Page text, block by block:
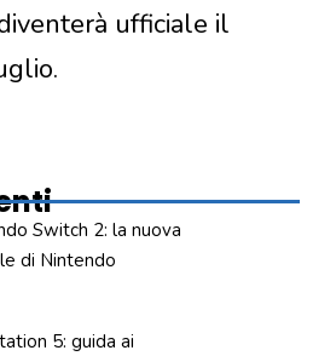
ufficiale il
Switch 2: la nuova
di Nintendo
5: guida ai